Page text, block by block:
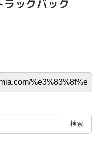
ックバック
検索